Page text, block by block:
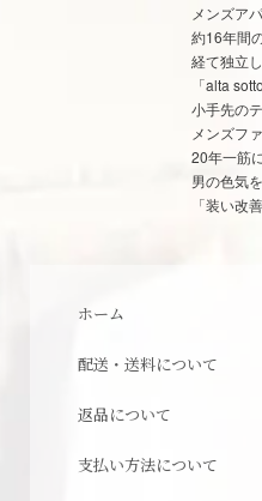
メンズア
約16年間
経て独立
「alta
小手先の
メンズフ
20年一筋
男の色気
「装い改
ホーム
配送・送料について
返品について
支払い方法について